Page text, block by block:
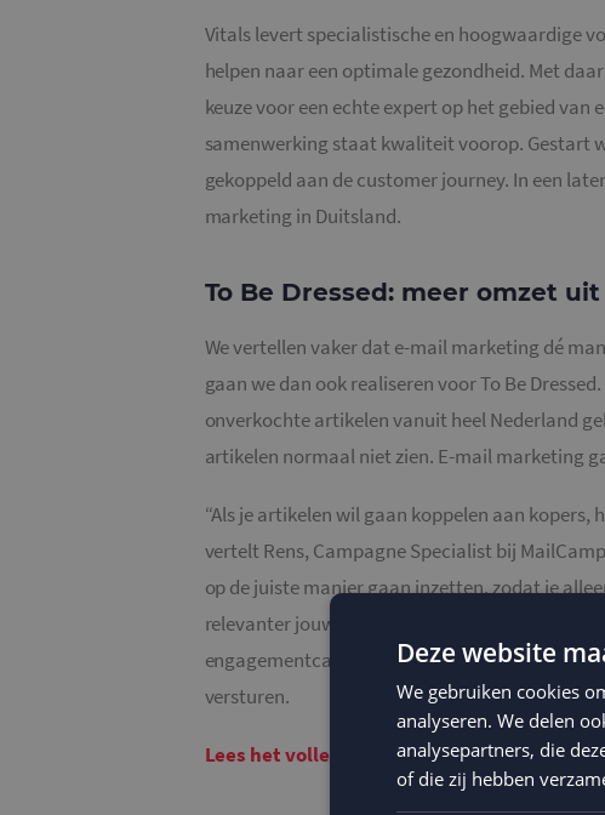
Vitals levert specialistische en hoogwaardige
helpen naar een optimale gezondheid. Met
keuze voor een echte expert op het gebied van
samenwerking staat kwaliteit voorop. Gestart
gekoppeld aan de customer journey. In een
marketing in Duitsland.
To Be Dressed: meer omzet
We vertellen vaker dat e-mail marketing dé
gaan we dan ook realiseren voor To Be
onverkochte artikelen vanuit heel Nederland
artikelen normaal niet zien. E-mail marketing
“Als je artikelen wil gaan koppelen aan
vertelt Rens, Campagne Specialist bij
op de juiste manier gaan inzetten, zodat je
relevanter jouw e-mail is, des te hoger je
engagementcampagne met profielverrijking
versturen.
Lees het volledige artikel over deze
Deze website
We gebruiken cookies
analyseren. We delen
analysepartners, die
of die zij hebben